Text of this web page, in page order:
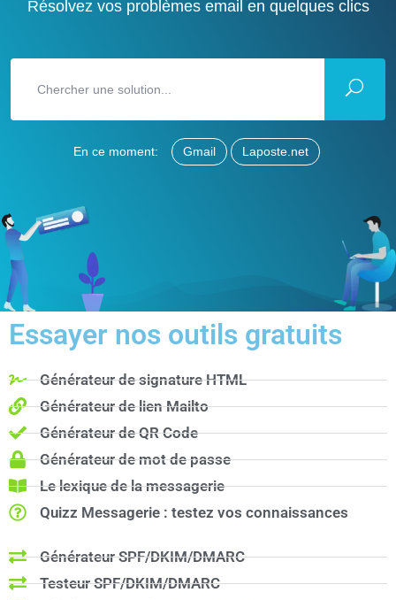
Résolvez vos problèmes email en quelques clics
En ce moment: Gmail Laposte.net
Essayer nos outils gratuits
Générateur de signature HTML
Générateur de lien Mailto
Générateur de QR Code
Générateur de mot de passe
Le lexique de la messagerie
Quizz Messagerie : testez vos connaissances
Générateur SPF/DKIM/DMARC
Testeur SPF/DKIM/DMARC